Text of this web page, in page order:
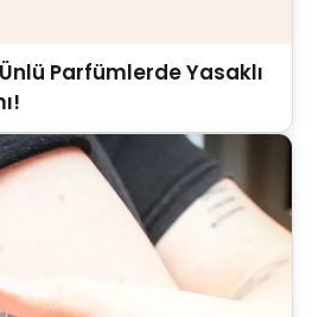
Parfümlerde Yasaklı